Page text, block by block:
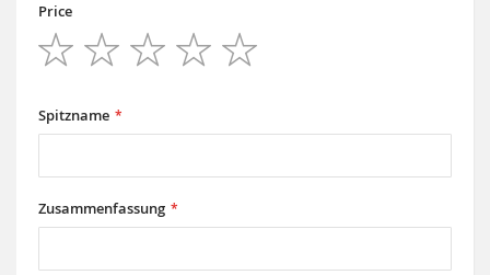
star
stars
stars
stars
stars
Price
Spitzname
Zusammenfassung